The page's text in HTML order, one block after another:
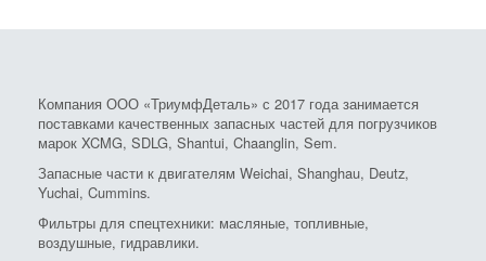
Компания ООО «ТриумфДеталь» с 2017 года занимается
поставками качественных запасных частей для погрузчиков
марок XCMG, SDLG, Shantui, Chaanglin, Sem.
Запасные части к двигателям Weichai, Shanghau, Deutz,
Yuchai, Cummins.
Фильтры для спецтехники: масляные, топливные,
воздушные, гидравлики.